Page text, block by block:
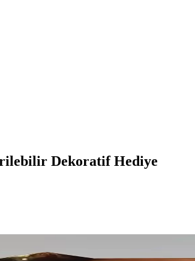
Dekoratif Hediye